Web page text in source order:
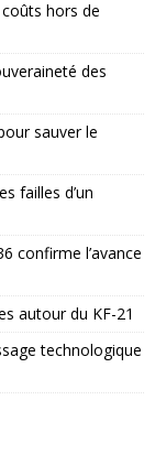
hors de
des
sauver le
failles d’un
confirme l’avance
autour du KF-21
technologique